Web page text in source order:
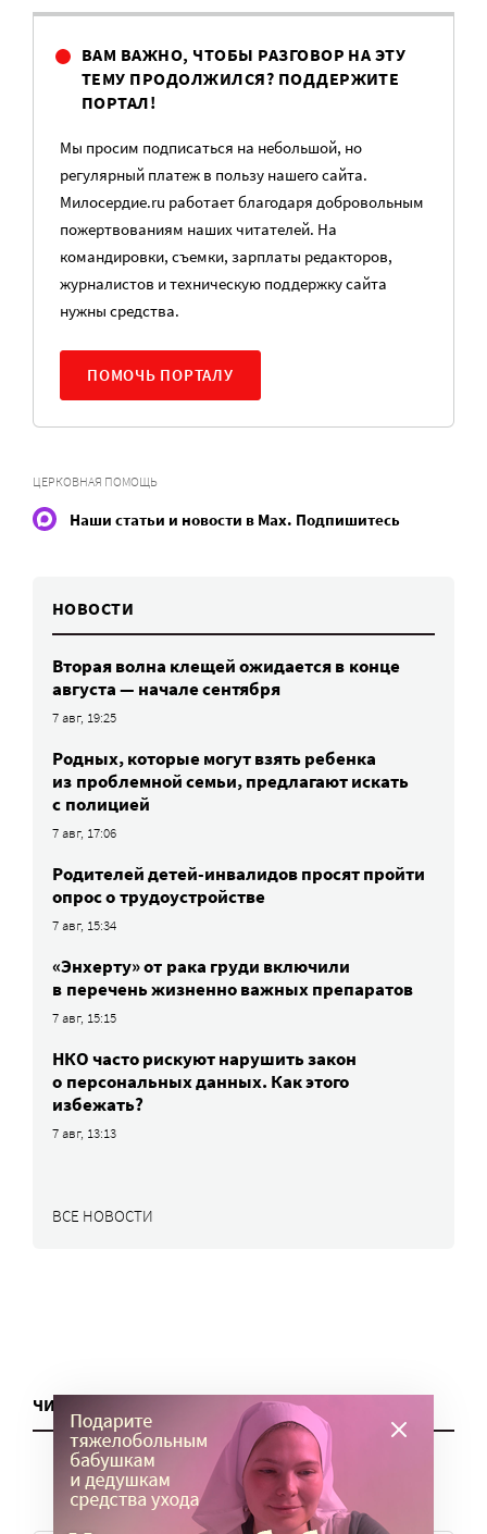
ВАМ ВАЖНО, ЧТОБЫ РАЗГОВОР НА ЭТУ
ТЕМУ ПРОДОЛЖИЛСЯ? ПОДДЕРЖИТЕ
ПОРТАЛ!
Мы просим подписаться на небольшой, но
регулярный платеж в пользу нашего сайта.
Милосердие.ru работает благодаря добровольным
пожертвованиям наших читателей. На
командировки, съемки, зарплаты редакторов,
журналистов и техническую поддержку сайта
нужны средства.
ПОМОЧЬ ПОРТАЛУ
ЦЕРКОВНАЯ ПОМОЩЬ
Наши статьи и новости в Max. Подпишитесь
НОВОСТИ
Вторая волна клещей ожидается в конце
августа — начале сентября
7 авг, 19:25
Родных, которые могут взять ребенка
из проблемной семьи, предлагают искать
с полицией
7 авг, 17:06
Родителей детей-инвалидов просят пройти
опрос о трудоустройстве
7 авг, 15:34
«Энхерту» от рака груди включили
в перечень жизненно важных препаратов
7 авг, 15:15
НКО часто рискуют нарушить закон
о персональных данных. Как этого
избежать?
7 авг, 13:13
ВСЕ НОВОСТИ
ЧИТАТЬ ЕЩЕ